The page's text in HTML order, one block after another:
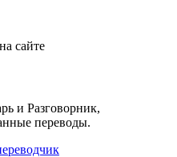
сайте
и Разговорник,
переводы.